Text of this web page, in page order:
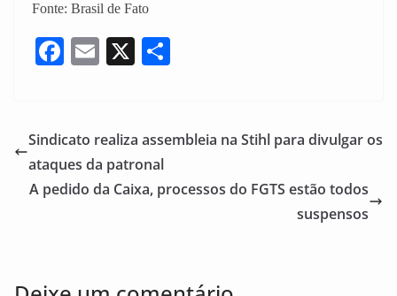
Fonte: Brasil de Fato
F
e
b
o
E
l
X
e
Sindicato realiza assembleia na Stihl para divulgar os
ataques da patronal
A pedido da Caixa, processos do FGTS estão todos
suspensos